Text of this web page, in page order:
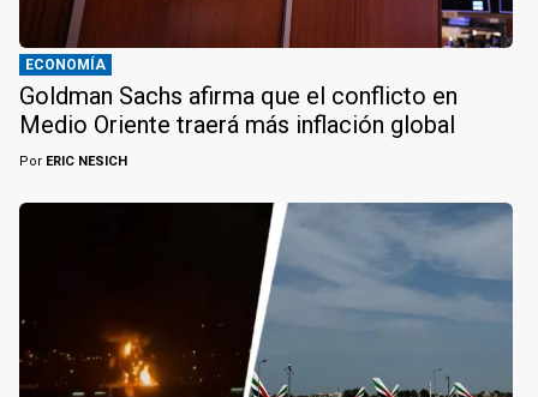
ECONOMÍA
Goldman Sachs afirma que el conflicto en
Medio Oriente traerá más inflación global
Por ERIC NESICH